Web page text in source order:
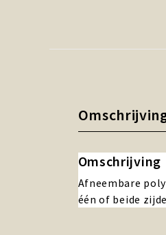
Omschrijving
Afneembare
één of beide